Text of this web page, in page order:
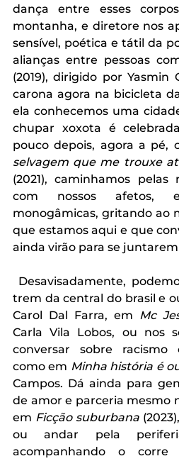
dança entre esses
montanha, e diretore nos
sensível, poética e tátil da
alianças entre pessoas
(2019), dirigido por Yasmin
carona agora na bicicleta
ela conhecemos uma
chupar xoxota é
pouco depois, agora a pé,
selvagem que me trouxe
(2021), caminhamos
com nossos afetos,
monogâmicas, gritando ao
que estamos aqui e que
ainda virão para se juntarem
Desavisadamente,
trem da central do brasil e
Carol Dal Farra, em Mc
Carla Vila Lobos, ou nos
conversar sobre racismo
como em Minha história é
Campos. Dá ainda para
de amor e parceria mesmo
em Ficção suburbana
ou andar pela
acompanhando o